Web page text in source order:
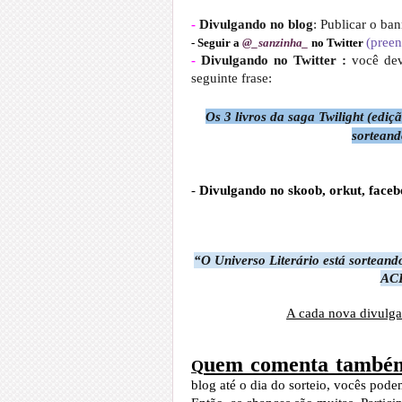
- Divulgando no blog: Publicar o
- Seguir a @_sanzinha_ no Twitter
- Divulgando no Twitter : você
seguinte frase:
Os 3 livros da saga Twilight
- Divulgando no skoob, orkut,
“O Universo Literário está
A cada nova
Quem comenta
blog até o dia do sorteio, vocês